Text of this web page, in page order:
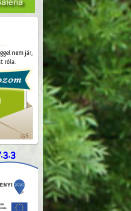
nem jár,
róla.
156